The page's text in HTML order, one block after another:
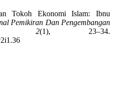
Tokoh Ekonomi Islam: Ibnu
Pemikiran Dan Pengembangan
2(1), 23–34.